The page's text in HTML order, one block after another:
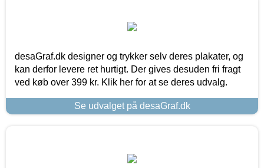
desaGraf.dk designer og trykker selv deres plakater, og
kan derfor levere ret hurtigt. Der gives desuden fri fragt
ved køb over 399 kr. Klik her for at se deres udvalg.
Se udvalget på desaGraf.dk